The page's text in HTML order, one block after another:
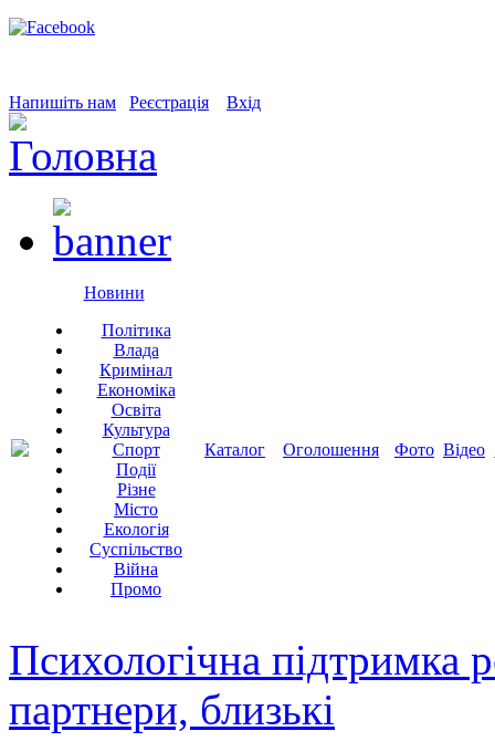
Напишіть нам Реєстрація Вхід
Новини
Політика
Влада
Кримінал
Економіка
Освіта
Культура
Спорт
Події
Різне
Місто
Екологія
Суспільство
Війна
Промо
Каталог Оголошення Фото Відео
Психологічна підтримка
партнери, близькі